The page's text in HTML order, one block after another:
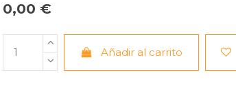
0,00 €
Añadir al carrito